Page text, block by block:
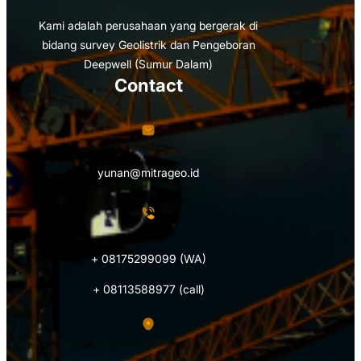
Kami adalah perusahaan yang bergerak di
bidang survey Geolistrik dan Pengeboran
Deepwell (Sumur Dalam)
Contact
yunan@mitrageo.id
+ 08175299099 (WA)
+ 08113588977 (call)